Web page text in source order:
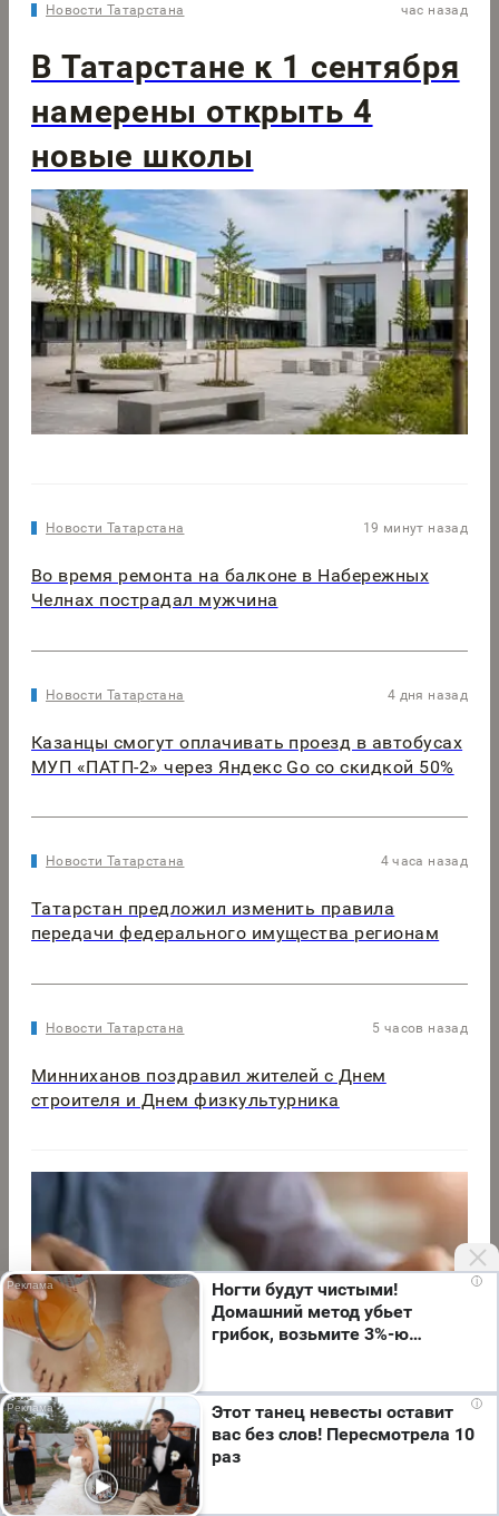
Новости Татарстана час назад
В Татарстане к 1 сентября
намерены открыть 4
новые школы
Новости Татарстана 19 минут назад
Во время ремонта на балконе в Набережных
Челнах пострадал мужчина
Новости Татарстана 4 дня назад
Казанцы смогут оплачивать проезд в автобусах
МУП «ПАТП-2» через Яндекс Go со скидкой 50%
Новости Татарстана 4 часа назад
Татарстан предложил изменить правила
передачи федерального имущества регионам
Новости Татарстана 5 часов назад
Минниханов поздравил жителей с Днем
строителя и Днем физкультурника
Новости Татарстана
В РТ на единые пособия для жителей
Мы используем cookie. Во время посещения сайта
вы соглашаетесь с тем, что мы обрабатываем
ваши персональные данные с использованием
метрик Яндекс Метрика, top.mail.ru, LiveInternet.
Я согласен
i
Ногти будут чистыми!
Домашний метод убьет
грибок, возьмите 3%-ю…
i
Этот танец невесты оставит
вас без слов! Пересмотрела 10
раз